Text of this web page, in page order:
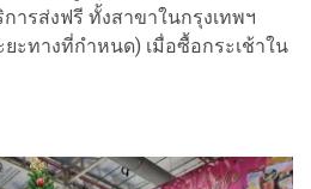
ารส่งฟรี ทั้งสาขาในกรุงเทพฯ
ะทางที่กำหนด) เมื่อซื้อกระเช้าใน